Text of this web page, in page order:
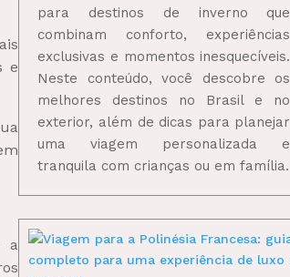
e
a
para destinos de inverno que
combinam conforto, experiências
exclusivas e momentos inesquecíveis.
Neste conteúdo, você descobre os
melhores destinos no Brasil e no
exterior, além de dicas para planejar
uma viagem personalizada e
tranquila com crianças ou em família.